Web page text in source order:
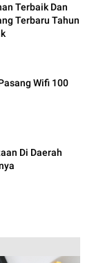
Terbaik Dan
Terbaru Tahun
Wifi 100
Di Daerah